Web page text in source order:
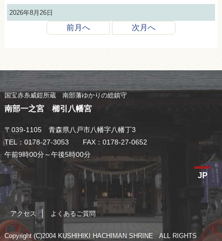
2026年8月26日
前月へ 次月へ
国宝赤糸威鎧所蔵 南部藩ゆかりの総鎮守
南部一之宮 櫛引八幡宮
〒039-1105 青森県八戸市八幡字八幡丁3
TEL：0178-27-3053 FAX：0178-27-0652
午前9時00分～午後5時00分
JP
Copyright (C)2004 KUSHIHIKI HACHIMAN SHRINE ALL RIGHTS
アクセス よくあるご質問